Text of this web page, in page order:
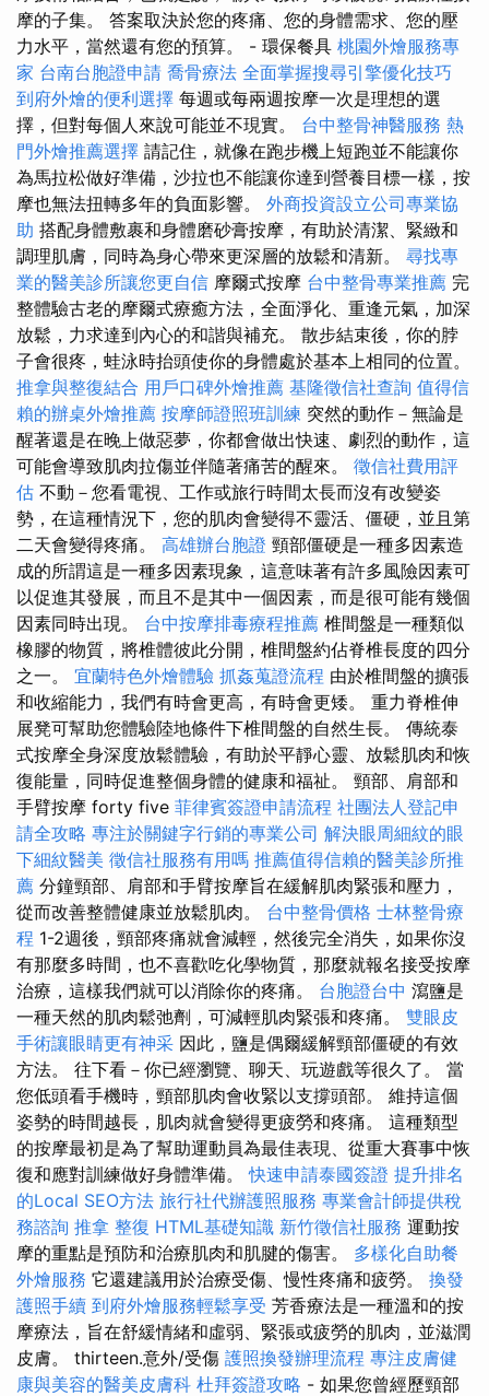
摩的子集。 答案取決於您的疼痛、您的身體需求、您的壓
力水平，當然還有您的預算。 - 環保餐具 桃園外燴服務專
家 台南台胞證申請 喬骨療法 全面掌握搜尋引擎優化技巧
到府外燴的便利選擇 每週或每兩週按摩一次是理想的選
擇，但對每個人來說可能並不現實。 台中整骨神醫服務 熱
門外燴推薦選擇 請記住，就像在跑步機上短跑並不能讓你
為馬拉松做好準備，沙拉也不能讓你達到營養目標一樣，按
摩也無法扭轉多年的負面影響。 外商投資設立公司專業協
助 搭配身體敷裹和身體磨砂膏按摩，有助於清潔、緊緻和
調理肌膚，同時為身心帶來更深層的放鬆和清新。 尋找專
業的醫美診所讓您更自信 摩爾式按摩 台中整骨專業推薦 完
整體驗古老的摩爾式療癒方法，全面淨化、重逢元氣，加深
放鬆，力求達到內心的和諧與補充。 散步結束後，你的脖
子會很疼，蛙泳時抬頭使你的身體處於基本上相同的位置。
推拿與整復結合 用戶口碑外燴推薦 基隆徵信社查詢 值得信
賴的辦桌外燴推薦 按摩師證照班訓練 突然的動作－無論是
醒著還是在晚上做惡夢，你都會做出快速、劇烈的動作，這
可能會導致肌肉拉傷並伴隨著痛苦的醒來。 徵信社費用評
估 不動－您看電視、工作或旅行時間太長而沒有改變姿
勢，在這種情況下，您的肌肉會變得不靈活、僵硬，並且第
二天會變得疼痛。 高雄辦台胞證 頸部僵硬是一種多因素造
成的所謂這是一種多因素現象，這意味著有許多風險因素可
以促進其發展，而且不是其中一個因素，而是很可能有幾個
因素同時出現。 台中按摩排毒療程推薦 椎間盤是一種類似
橡膠的物質，將椎體彼此分開，椎間盤約佔脊椎長度的四分
之一。 宜蘭特色外燴體驗 抓姦蒐證流程 由於椎間盤的擴張
和收縮能力，我們有時會更高，有時會更矮。 重力脊椎伸
展凳可幫助您體驗陸地條件下椎間盤的自然生長。 傳統泰
式按摩全身深度放鬆體驗，有助於平靜心靈、放鬆肌肉和恢
復能量，同時促進整個身體的健康和福祉。 頸部、肩部和
手臂按摩 forty five 菲律賓簽證申請流程 社團法人登記申
請全攻略 專注於關鍵字行銷的專業公司 解決眼周細紋的眼
下細紋醫美 徵信社服務有用嗎 推薦值得信賴的醫美診所推
薦 分鐘頸部、肩部和手臂按摩旨在緩解肌肉緊張和壓力，
從而改善整體健康並放鬆肌肉。 台中整骨價格 士林整骨療
程 1-2週後，頸部疼痛就會減輕，然後完全消失，如果你沒
有那麼多時間，也不喜歡吃化學物質，那麼就報名接受按摩
治療，這樣我們就可以消除你的疼痛。 台胞證台中 瀉鹽是
一種天然的肌肉鬆弛劑，可減輕肌肉緊張和疼痛。 雙眼皮
手術讓眼睛更有神采 因此，鹽是偶爾緩解頸部僵硬的有效
方法。 往下看－你已經瀏覽、聊天、玩遊戲等很久了。 當
您低頭看手機時，頸部肌肉會收緊以支撐頭部。 維持這個
姿勢的時間越長，肌肉就會變得更疲勞和疼痛。 這種類型
的按摩最初是為了幫助運動員為最佳表現、從重大賽事中恢
復和應對訓練做好身體準備。快速申請泰國簽證 提升排名
的Local SEO方法 旅行社代辦護照服務 專業會計師提供稅
務諮詢 推拿 整復 HTML基礎知識 新竹徵信社服務 運動按
摩的重點是預防和治療肌肉和肌腱的傷害。 多樣化自助餐
外燴服務 它還建議用於治療受傷、慢性疼痛和疲勞。 換發
護照手續 到府外燴服務輕鬆享受 芳香療法是一種溫和的按
摩療法，旨在舒緩情緒和虛弱、緊張或疲勞的肌肉，並滋潤
皮膚。 thirteen.意外/受傷 護照換發辦理流程 專注皮膚健
康與美容的醫美皮膚科 杜拜簽證攻略 - 如果您曾經歷頸部